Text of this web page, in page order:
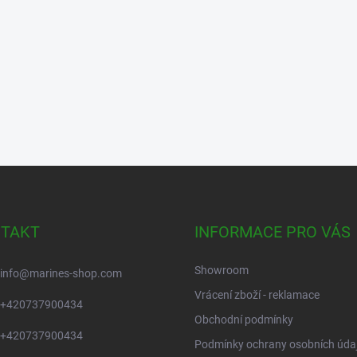
info@marines-shop.com
+420737900434
+420737900434
INFORMACE PRO VÁS
Showroom
Vrácení zboží - reklamace
Obchodní podmínky
Podmínky ochrany osobních